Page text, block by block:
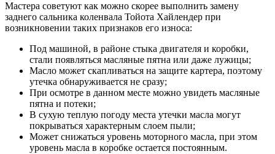
Мастера советуют как можно скорее выполнить замену
заднего сальника коленвала Тойота Хайлендер при
возникновении таких признаков его износа:
Под машиной, в районе стыка двигателя и коробки,
стали появляться масляные пятна или даже лужицы;
Масло может скапливаться на защите картера, поэтому
утечка обнаруживается не сразу;
При осмотре в данном месте можно увидеть масляные
пятна и потеки;
В сухую теплую погоду места утечки масла могут
покрываться характерным слоем пыли;
Может снижаться уровень моторного масла, при этом
уровень масла в коробке остается постоянным.